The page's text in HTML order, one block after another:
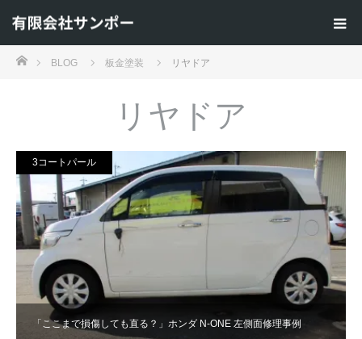
ホームBLOG 板金塗装 リヤドア
リヤドア
「ここまで損傷しても直る？」ホンダ N-ONE 左側面修理事例
3コートパール